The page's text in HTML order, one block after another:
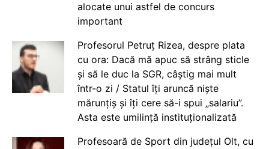
alocate unui astfel de concurs
important
Profesorul Petruț Rizea, despre plata
cu ora: Dacă mă apuc să strâng sticle
și să le duc la SGR, câștig mai mult
într-o zi / Statul îți aruncă niște
mărunțiș și îți cere să-i spui „salariu”.
Asta este umilință instituționalizată
Profesoară de Sport din județul Olt, cu